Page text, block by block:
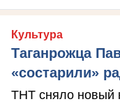
Культура
Таганрожца
«состарили»
ТНТ сняло новый